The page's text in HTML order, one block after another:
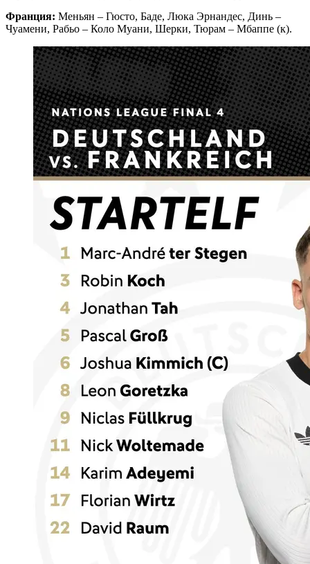
Франция: Меньян – Гюсто, Баде, Люка Эрнандес, Динь –
Чуамени, Рабьо – Коло Муани, Шерки, Тюрам – Мбаппе (к).